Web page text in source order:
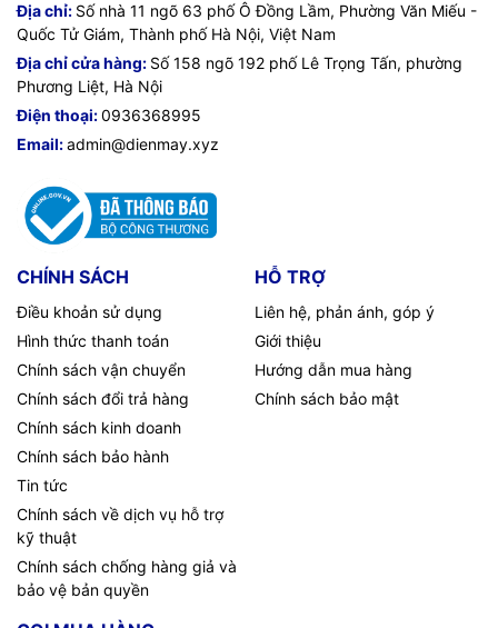
Địa chỉ: Số nhà 11 ngõ 63 phố Ô Đồng Lầm, Phường Văn Miếu -
Quốc Tử Giám, Thành phố Hà Nội, Việt Nam
Địa chỉ cửa hàng: Số 158 ngõ 192 phố Lê Trọng Tấn, phường
Phương Liệt, Hà Nội
Điện thoại:0936368995
Email:admin@dienmay.xyz
CHÍNH SÁCH
Điều khoản sử dụng
Hình thức thanh toán
Chính sách vận chuyển
Chính sách đổi trả hàng
Chính sách kinh doanh
Chính sách bảo hành
Tin tức
Chính sách về dịch vụ hỗ trợ
kỹ thuật
Chính sách chống hàng giả và
bảo vệ bản quyền
HỖ TRỢ
Liên hệ, phản ánh, góp ý
Giới thiệu
Hướng dẫn mua hàng
Chính sách bảo mật